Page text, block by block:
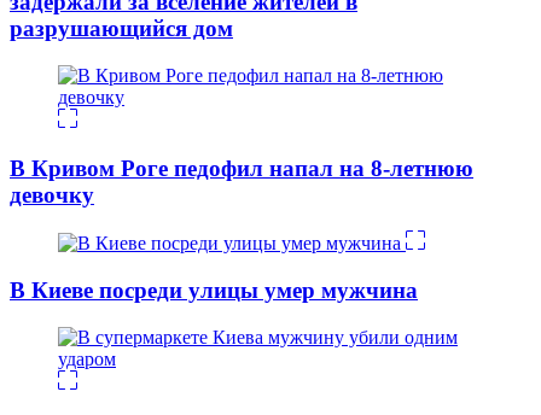
разрушающийся дом
В Кривом Роге педофил напал на 8-летнюю
девочку
В Киеве посреди улицы умер мужчина